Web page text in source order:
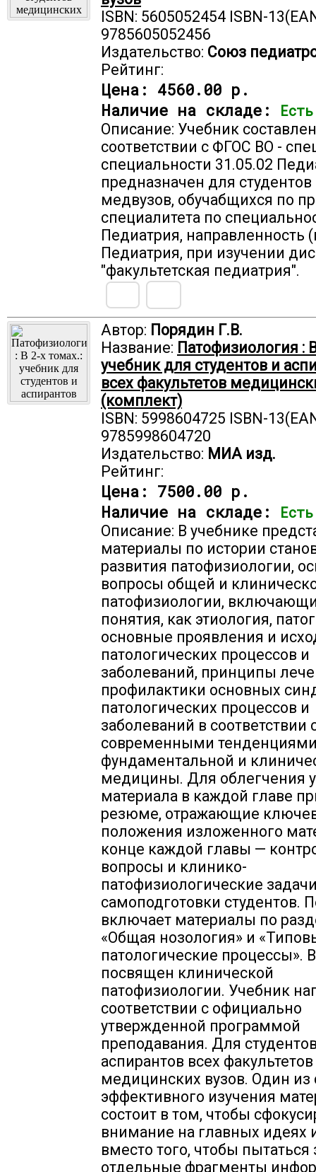
ISBN: 5605052454 ISBN-
9785605052456
Издательство: Союз
Рейтинг:
Цена: 4560.00 р.
Наличие на складе:
Описание: Учебник
соответствии с ФГОС ВО -
специальности 31.05.02
предназначен для студентов
медвузов, обучабщихся по
специалитета по
Педиатрия, направленность
Педиатрия, при изучении
"факультетская педиатрия".
Автор: Порядин Г.В.
Название: Патофизиология :
учебник для студентов и
всех факультетов
(комплект)
ISBN: 5998604725 ISBN-
9785998604720
Издательство: МИА изд.
Рейтинг:
Цена: 7500.00 р.
Наличие на складе:
Описание: В учебнике
материалы по истории
развития патофизиологии,
вопросы общей и
патофизиологии,
понятия, как этиология,
основные проявления и
патологических процессов и
заболеваний, принципы
профилактики основных
патологических процессов и
заболеваний в соответствии
современными
фундаментальной и
медицины. Для облегчения
материала в каждой главе
резюме, отражающие
положения изложенного
конце каждой главы —
вопросы и клинико-
патофизиологические
самоподготовки студентов.
включает материалы по
«Общая нозология» и
патологические процессы».
посвящен клинической
патофизиологии. Учебник
соответствии с официально
утвержденной программой
преподавания. Для
аспирантов всех факультетов
медицинских вузов. Один из
эффективного изучения
состоит в том, чтобы
внимание на главных идеях
вместо того, чтобы
отдельные фрагменты